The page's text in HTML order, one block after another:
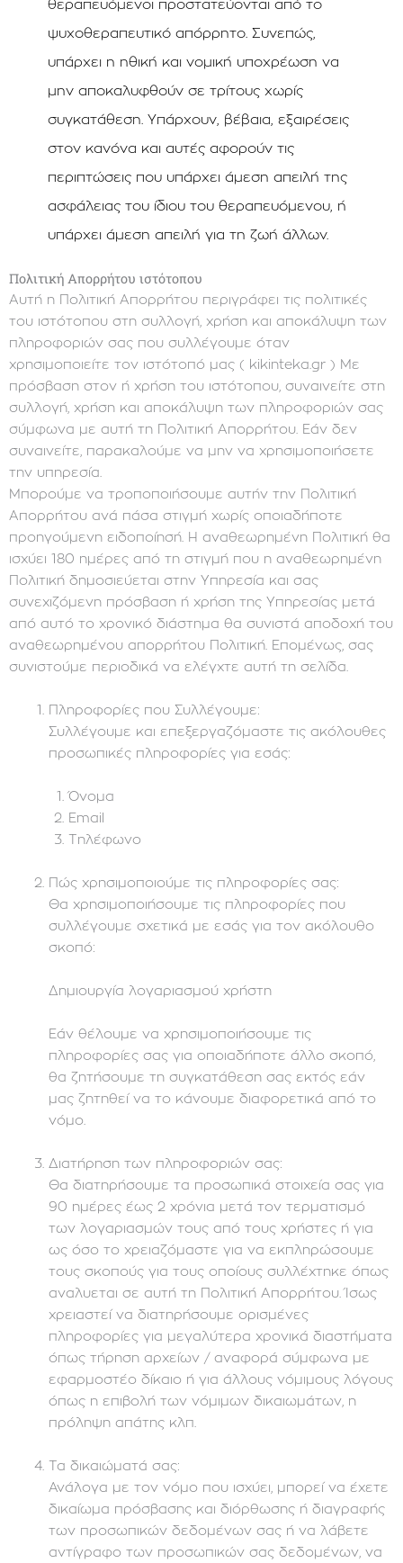
θεραπευόμενοι προστατεύονται από το
ψυχοθεραπευτικό απόρρητο. Συνεπώς,
υπάρχει η ηθική και νομική υποχρέωση να
μην αποκαλυφθούν σε τρίτους χωρίς
συγκατάθεση. Υπάρχουν, βέβαια, εξαιρέσεις
στον κανόνα και αυτές αφορούν τις
περιπτώσεις που υπάρχει άμεση απειλή της
ασφάλειας του ίδιου του θεραπευόμενου, ή
υπάρχει άμεση απειλή για τη ζωή άλλων.
Πολιτική Απορρήτου ιστότοπου
Αυτή η Πολιτική Απορρήτου περιγράφει τις πολιτικές
του ιστότοπου στη συλλογή, χρήση και αποκάλυψη των
πληροφοριών σας που συλλέγουμε όταν
χρησιμοποιείτε τον ιστότοπό μας ( kikinteka.gr ) Με
πρόσβαση στον ή χρήση του ιστότοπου, συναινείτε στη
συλλογή, χρήση και αποκάλυψη των πληροφοριών σας
σύμφωνα με αυτή τη Πολιτική Απορρήτου. Εάν δεν
συναινείτε, παρακαλούμε να μην να χρησιμοποιήσετε
την υπηρεσία.
Μπορούμε να τροποποιήσουμε αυτήν την Πολιτική
Απορρήτου ανά πάσα στιγμή χωρίς οποιαδήποτε
προηγούμενη ειδοποίησή. Η αναθεωρημένη Πολιτική θα
ισχύει 180 ημέρες από τη στιγμή που η αναθεωρημένη
Πολιτική δημοσιεύεται στην Υπηρεσία και σας
συνεχιζόμενη πρόσβαση ή χρήση της Υπηρεσίας μετά
από αυτό το χρονικό διάστημα θα συνιστά αποδοχή του
αναθεωρημένου απορρήτου Πολιτική. Επομένως, σας
συνιστούμε περιοδικά να ελέγχτε αυτή τη σελίδα.
Πληροφορίες που Συλλέγουμε:
Συλλέγουμε και επεξεργαζόμαστε τις ακόλουθες
προσωπικές πληροφορίες για εσάς:
Όνομα
Email
Τηλέφωνο
Πώς χρησιμοποιούμε τις πληροφορίες σας:
Θα χρησιμοποιήσουμε τις πληροφορίες που
συλλέγουμε σχετικά με εσάς για τον ακόλουθο
σκοπό:
Δημιουργία λογαριασμού χρήστη
Εάν θέλουμε να χρησιμοποιήσουμε τις
πληροφορίες σας για οποιαδήποτε άλλο σκοπό,
θα ζητήσουμε τη συγκατάθεση σας εκτός εάν
μας ζητηθεί να το κάνουμε διαφορετικά από το
νόμο.
Διατήρηση των πληροφοριών σας:
Θα διατηρήσουμε τα προσωπικά στοιχεία σας για
90 ημέρες έως 2 χρόνια μετά τον τερματισμό
των λογαριασμών τους από τους χρήστες ή για
ως όσο το χρειαζόμαστε για να εκπληρώσουμε
τους σκοπούς για τους οποίους συλλέχτηκε όπως
αναλυεται σε αυτή τη Πολιτική Απορρήτου. Ίσως
χρειαστεί να διατηρήσουμε ορισμένες
πληροφορίες για μεγαλύτερα χρονικά διαστήματα
όπως τήρηση αρχείων / αναφορά σύμφωνα με
εφαρμοστέο δίκαιο ή για άλλους νόμιμους λόγους
όπως η επιβολή των νόμιμων δικαιωμάτων, η
πρόληψη απάτης κλπ.
Τα δικαιώματά σας:
Ανάλογα με τον νόμο που ισχύει, μπορεί να έχετε
δικαίωμα πρόσβασης και διόρθωσης ή διαγραφής
των προσωπικών δεδομένων σας ή να λάβετε
αντίγραφο των προσωπικών σας δεδομένων, να